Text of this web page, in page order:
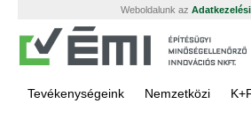
Weboldalunk az
Tevékenységeink Nemzetközi